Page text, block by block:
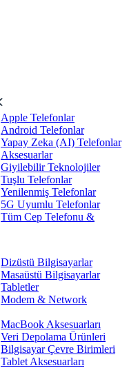
Apple Telefonlar
Android Telefonlar
Yapay Zeka (AI) Telefonlar
Aksesuarlar
Giyilebilir Teknolojiler
Tuşlu Telefonlar
Yenilenmiş Telefonlar
5G Uyumlu Telefonlar
Tüm Cep Telefonu &
Dizüstü Bilgisayarlar
Masaüstü Bilgisayarlar
Tabletler
Modem & Network
MacBook Aksesuarları
Veri Depolama Ürünleri
Bilgisayar Çevre Birimleri
Tablet Aksesuarları